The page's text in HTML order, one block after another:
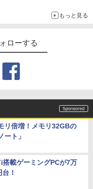
もっと見る
ローする
リ倍増！メモリ32GBの
ート」
載ゲーミングPCが7万
！